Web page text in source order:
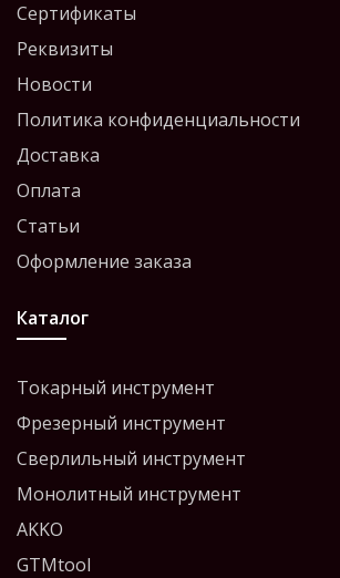
Сертификаты
Реквизиты
Новости
Политика конфиденциальности
Доставка
Оплата
Статьи
Оформление заказа
Каталог
Токарный инструмент
Фрезерный инструмент
Сверлильный инструмент
Монолитный инструмент
AKKO
GTMtool